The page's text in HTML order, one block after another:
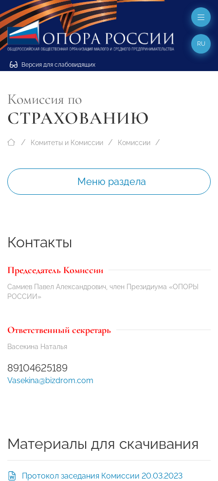
Версия для слабовидящих
RU
Комиссия по
СТРАХОВАНИЮ
Комитеты и Комиссии Комиссии
Меню раздела
Контакты
Председатель Комиссии
Самиев Павел Александрович, член Президиума «ОПОРЫ
РОССИИ»
Ответственный секретарь
Васекина Наталья
89104625189
Vasekina@bizdrom.com
Материалы для скачивания
Протокол заседания Комиссии 20.03.2023